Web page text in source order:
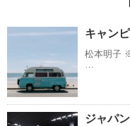
キャン
松本明子
…
ジャパ